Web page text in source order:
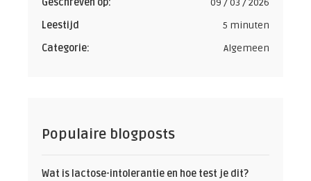
Geschreven op:
09 / 03 / 2026
Leestijd
5 minuten
Categorie:
Algemeen
Populaire blogposts
Wat is lactose-intolerantie en hoe test je dit?